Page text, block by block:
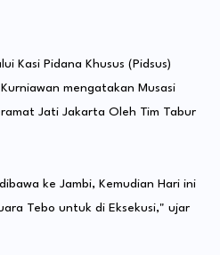
Kasi Pidana Khusus (Pidsus)
mengatakan Musasi
Jati Jakarta Oleh Tim Tabur
ke Jambi, Kemudian Hari ini
Tebo untuk di Eksekusi," ujar